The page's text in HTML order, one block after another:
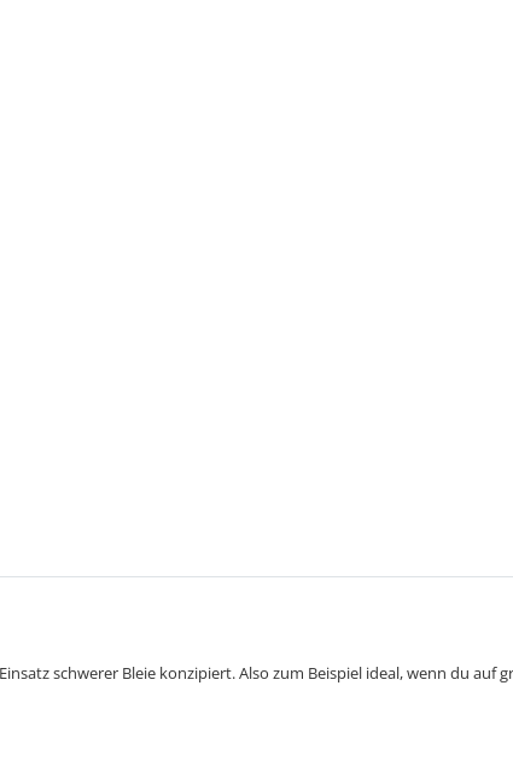
schwerer Bleie konzipiert. Also zum Beispiel ideal, wenn du auf